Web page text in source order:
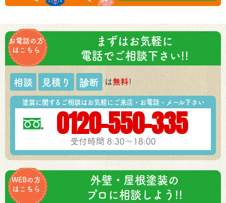
お電話の方
はこちら
まずはお気軽に
電話でご相談下さい!!
相談 見積り 診断 は無料!
塗装に関するご相談はお気軽にご来店・お電話・メール下さい
0120-550-335
受付時間 8:30～18:00
WEBの方
はこちら
外壁・屋根塗装の
プロに相談しよう!!